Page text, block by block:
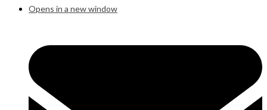
Opens in a new window